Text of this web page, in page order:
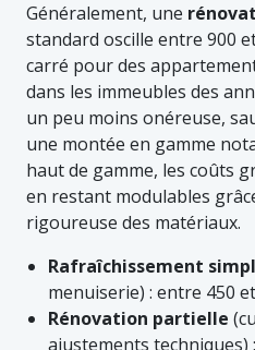
Généralement, une
standard oscille entre 900
carré pour des
dans les immeubles des
un peu moins onéreuse,
une montée en gamme
haut de gamme, les coûts
en restant modulables
rigoureuse des matériaux.
Rafraîchissement
menuiserie) : entre 450
Rénovation partielle
ajustements techniques)